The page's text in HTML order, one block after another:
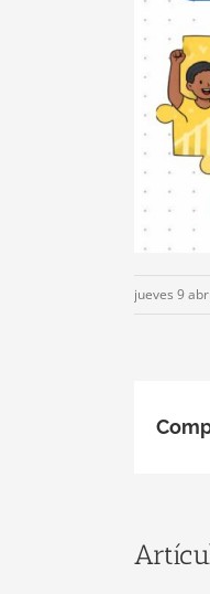
jueves 9